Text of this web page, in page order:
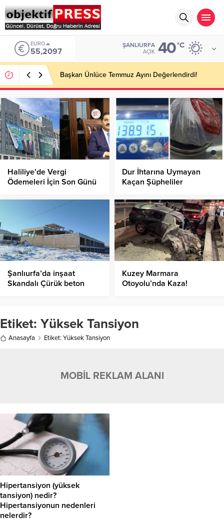
EURO
55,2097
ŞANLIURFA
AÇIK 40°C
Başkan Ünlüce Temmuz Ayını Değerlendirdi!
Haliliye’de Vergi
Ödemeleri İçin Son Günü
Dur İhtarına Uymayan
Kaçan Şüpheliler
Şanlıurfa’da inşaat
Skandalı Çürük beton
Kuzey Marmara
Otoyolu’nda Kaza!
Etiket: Yüksek Tansiyon
Anasayfa Etiket: Yüksek Tansiyon
MOBİL REKLAM ALANI
Hipertansiyon (yüksek
tansiyon) nedir?
Hipertansiyonun nedenleri
nelerdir?